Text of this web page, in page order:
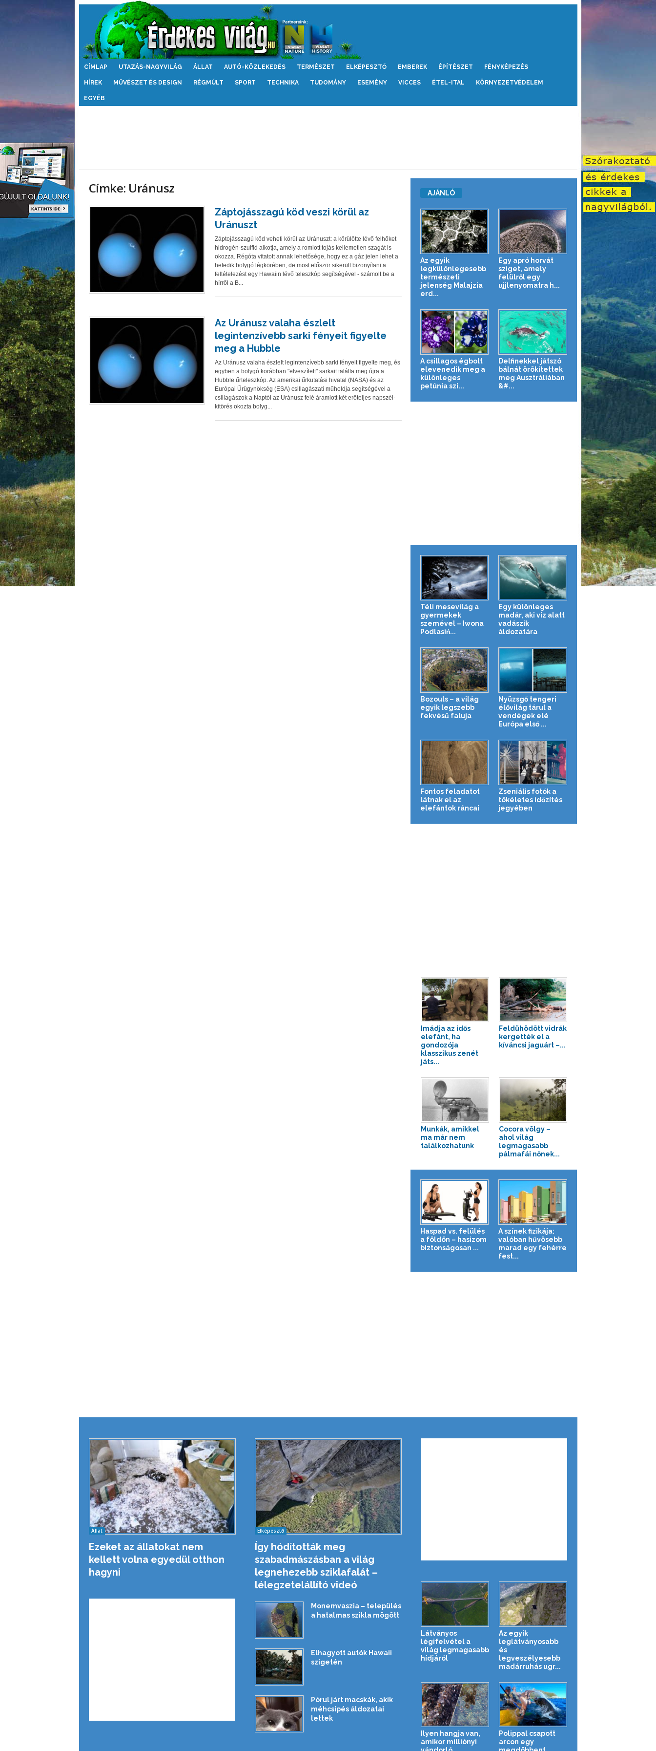
Érdekes
CÍMLAP UTAZÁS-NAGYVILÁG ÁLLAT AUTÓ-KÖZLEKEDÉS TERMÉSZET ELKÉPESZTŐ EMBEREK ÉPÍTÉSZET FÉNYKÉPEZÉS
HÍREK MŰVÉSZET ÉS DESIGN RÉGMÚLT SPORT TECHNIKA TUDOMÁNY ESEMÉNY VICCES ÉTEL-ITAL KÖRNYEZETVÉDELEM
EGYÉB
Címke: Uránusz
Záptojásszagú köd veszi körül az
Uránuszt
Záptojásszagú köd veheti körül az Uránuszt: a körülötte lévő felhőket
hidrogén-szulfid alkotja, amely a romlott tojás kellemetlen szagát is
okozza. Régóta vitatott annak lehetősége, hogy ez a gáz jelen lehet a
hetedik bolygó légkörében, de most először sikerült bizonyítani a
feltételezést egy Hawaiin lévő teleszkóp segítségével - számolt be a
hírről a B...
Az Uránusz valaha észlelt
legintenzívebb sarki fényeit figyelte
meg a Hubble
Az Uránusz valaha észlelt legintenzívebb sarki fényeit figyelte meg, és
egyben a bolygó korábban "elveszített" sarkait találta meg újra a
Hubble űrteleszkóp. Az amerikai űrkutatási hivatal (NASA) és az
Európai Űrügynökség (ESA) csillagászati műholdja segítségével a
csillagászok a Naptól az Uránusz felé áramlott két erőteljes napszél-
kitörés okozta bolyg...
AJÁNLÓ
Az egyik
legkülönlegesebb
természeti
jelenség Malajzia
erd...
Egy apró horvát
sziget, amely
felülről egy
ujjlenyomatra h...
A csillagos égbolt
elevenedik meg a
különleges
petúnia szi...
Delfinekkel játszó
bálnát örökítettek
meg Ausztráliában
&#...
Téli mesevilág a
gyermekek
szemével – Iwona
Podlasiń...
Egy különleges
madár, aki víz alatt
vadászik
áldozatára
Bozouls – a világ
egyik legszebb
fekvésű faluja
Nyüzsgő tengeri
élővilág tárul a
vendégek elé
Európa első ...
Fontos feladatot
látnak el az
elefántok ráncai
Zseniális fotók a
tökéletes időzítés
jegyében
Imádja az idős
elefánt, ha
gondozója
klasszikus zenét
játs...
Feldühödött vidrák
kergették el a
kíváncsi jaguárt –...
Munkák, amikkel
ma már nem
találkozhatunk
Cocora völgy –
ahol világ
legmagasabb
pálmafái nőnek...
Haspad vs. felülés
a földön – hasizom
biztonságosan ...
A színek fizikája:
valóban hűvösebb
marad egy fehérre
fest...
Állat
Ezeket az állatokat nem
kellett volna egyedül otthon
hagyni
Elképesztő
Így hódították meg
szabadmászásban a világ
legnehezebb sziklafalát –
lélegzetelállító videó
Monemvaszia – település
a hatalmas szikla mögött
Elhagyott autók Hawaii
szigetén
Pórul járt macskák, akik
méhcsípés áldozatai
lettek
Látványos
légifelvétel a
világ legmagasabb
hídjáról
Az egyik
leglátványosabb
és
legveszélyesebb
madárruhás ugr...
Ilyen hangja van,
amikor milliónyi
Polippal csapott
arcon egy